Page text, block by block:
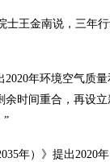
王金南说，三年
年环境空气质
余时间重合，再设
”
年）》提出2020